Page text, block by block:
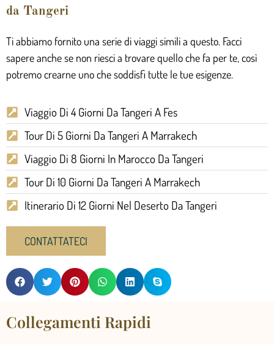
da Tangeri
Ti abbiamo fornito una serie di viaggi simili a questo. Facci
sapere anche se non riesci a trovare quello che fa per te, così
potremo crearne uno che soddisfi tutte le tue esigenze.
Viaggio Di 4 Giorni Da Tangeri A Fes
Tour Di 5 Giorni Da Tangeri A Marrakech
Viaggio Di 8 Giorni In Marocco Da Tangeri
Tour Di 10 Giorni Da Tangeri A Marrakech
Itinerario Di 12 Giorni Nel Deserto Da Tangeri
CONTATTATECI
Collegamenti Rapidi